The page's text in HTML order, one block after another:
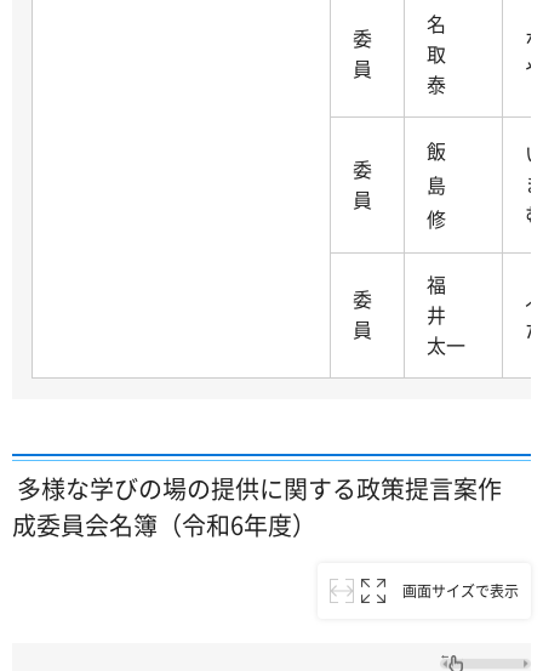
委
員
名
取
泰
委
員
飯
島
修
む
委
員
福
井
太一
多様な学びの場の提供に関する政策提言案作
成委員会名簿（令和6年度）
画面サイズで表示